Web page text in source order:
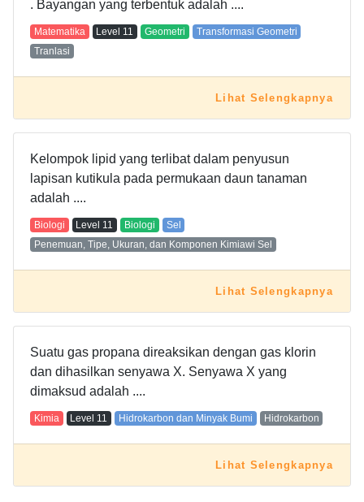
. Bayangan yang terbentuk adalah ....
Matematika Level 11 Geometri
Transformasi Geometri
Tranlasi
Lihat Selengkapnya
Kelompok lipid yang terlibat dalam penyusun
lapisan kutikula pada permukaan daun tanaman
adalah ....
Biologi Level 11 Biologi
Sel
Penemuan, Tipe, Ukuran, dan Komponen Kimiawi Sel
Lihat Selengkapnya
Suatu gas propana direaksikan dengan gas klorin
dan dihasilkan senyawa X. Senyawa X yang
dimaksud adalah ....
Kimia Level 11 Hidrokarbon dan Minyak Bumi Hidrokarbon
Lihat Selengkapnya